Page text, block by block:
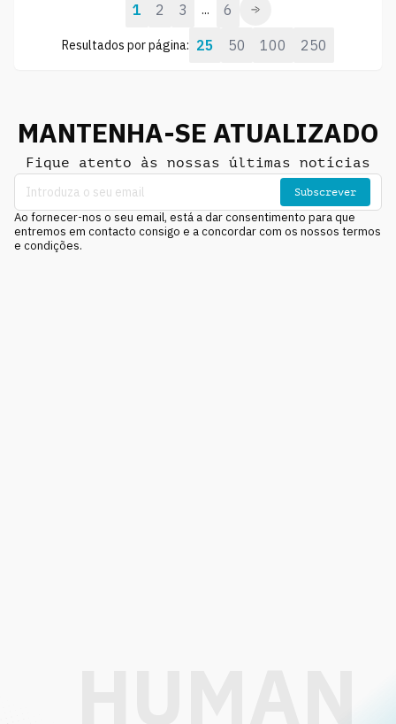
Resultados por página: 25 50 100 250
1 2 3 ... 6
MANTENHA-SE ATUALIZADO
Fique atento às nossas últimas notícias
Subscrever
Ao fornecer-nos o seu email, está a dar consentimento para que
entremos em contacto consigo e a concordar com os nossos termos
e condições.